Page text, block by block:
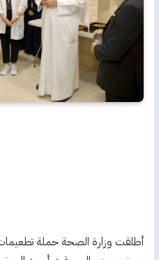
أطلقت وزارة الصحة حملة تطعيمات